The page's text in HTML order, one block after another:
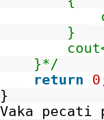
}
}*/
return
0
}
Vaka